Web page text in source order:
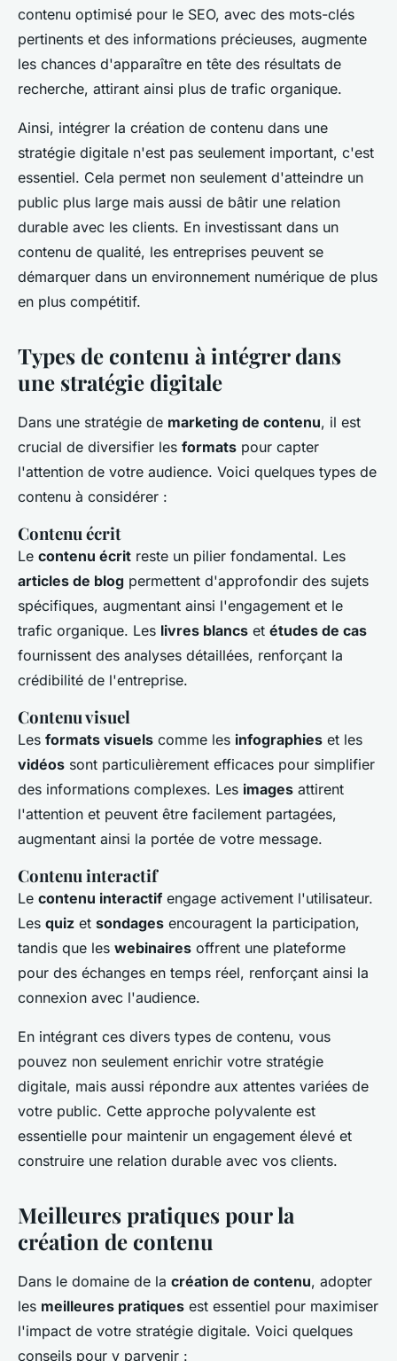
contenu optimisé pour le SEO, avec des mots-clés
pertinents et des informations précieuses, augmente
les chances d'apparaître en tête des résultats de
recherche, attirant ainsi plus de trafic organique.
Ainsi, intégrer la création de contenu dans une
stratégie digitale n'est pas seulement important, c'est
essentiel. Cela permet non seulement d'atteindre un
public plus large mais aussi de bâtir une relation
durable avec les clients. En investissant dans un
contenu de qualité, les entreprises peuvent se
démarquer dans un environnement numérique de plus
en plus compétitif.
Types de contenu à intégrer dans
une stratégie digitale
Dans une stratégie de marketing de contenu, il est
crucial de diversifier les formats pour capter
l'attention de votre audience. Voici quelques types de
contenu à considérer :
Contenu écrit
Le contenu écrit reste un pilier fondamental. Les
articles de blog permettent d'approfondir des sujets
spécifiques, augmentant ainsi l'engagement et le
trafic organique. Les livres blancs et études de cas
fournissent des analyses détaillées, renforçant la
crédibilité de l'entreprise.
Contenu visuel
Les formats visuels comme les infographies et les
vidéos sont particulièrement efficaces pour simplifier
des informations complexes. Les images attirent
l'attention et peuvent être facilement partagées,
augmentant ainsi la portée de votre message.
Contenu interactif
Le contenu interactif engage activement l'utilisateur.
Les quiz et sondages encouragent la participation,
tandis que les webinaires offrent une plateforme
pour des échanges en temps réel, renforçant ainsi la
connexion avec l'audience.
En intégrant ces divers types de contenu, vous
pouvez non seulement enrichir votre stratégie
digitale, mais aussi répondre aux attentes variées de
votre public. Cette approche polyvalente est
essentielle pour maintenir un engagement élevé et
construire une relation durable avec vos clients.
Meilleures pratiques pour la
création de contenu
Dans le domaine de la création de contenu, adopter
les meilleures pratiques est essentiel pour maximiser
l'impact de votre stratégie digitale. Voici quelques
conseils pour y parvenir :